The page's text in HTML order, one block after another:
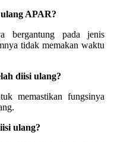
APAR?
bergantung pada jenis
tidak memakan waktu
diisi ulang?
memastikan fungsinya
ulang?